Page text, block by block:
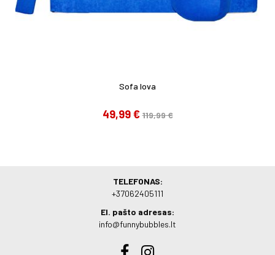
Sofa lova
49,99 €119,99 €
TELEFONAS:
+37062405111
El. pašto adresas:
info@funnybubbles.lt